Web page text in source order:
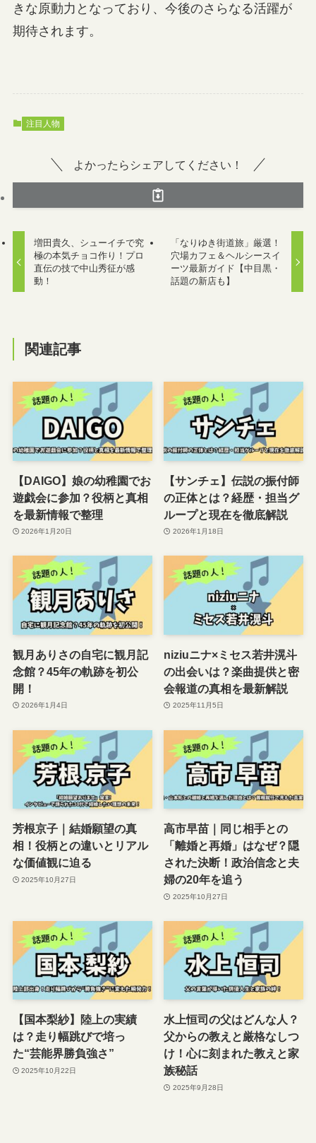
きな原動力となっており、今後のさらなる活躍が
期待されます。
注目人物
よかったらシェアしてください！
増田貴久、シューイチで究
極の本気チョコ作り！プロ
直伝の技で中山秀征が感
動！
「なりゆき街道旅」厳選！
穴場カフェ＆ヘルシースイ
ーツ最新ガイド【中目黒・
話題の新店も】
関連記事
【DAIGO】娘の幼稚園でお
遊戯会に参加？役柄と真相
を最新情報で整理
2026年1月20日
【サンチェ】伝説の振付師
の正体とは？経歴・担当グ
ループと現在を徹底解説
2026年1月18日
観月ありさの自宅に観月記
念館？45年の軌跡を初公
開！
2026年1月4日
niziuニナ×ミセス若井滉斗
の出会いは？楽曲提供と密
会報道の真相を最新解説
2025年11月5日
芳根京子｜結婚願望の真
相！役柄との違いとリアル
な価値観に迫る
2025年10月27日
高市早苗｜同じ相手との
「離婚と再婚」はなぜ？隠
された決断！政治信念と夫
婦の20年を追う
2025年10月27日
【国本梨紗】陸上の実績
は？走り幅跳びで培っ
た“芸能界勝負強さ”
2025年10月22日
水上恒司の父はどんな人？
父からの教えと厳格なしつ
け！心に刻まれた教えと家
族秘話
2025年9月28日